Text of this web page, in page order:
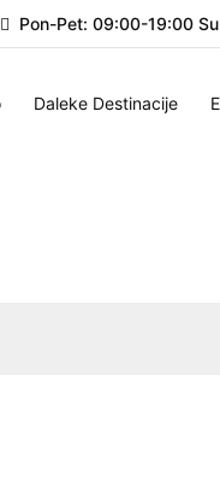
Pon-Pet: 09:00-19:00
Daleke Destinacije